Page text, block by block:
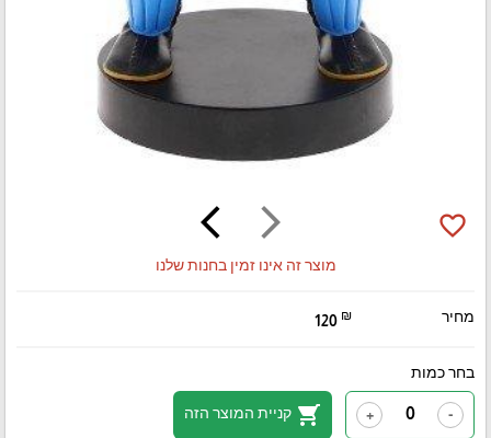
arrow_forward_ios
arrow_back_ios favorite_border
מוצר זה אינו זמין בחנות שלנו
מחיר 120 ₪
בחר כמות
-
+
shopping_cart קניית המוצר הזה